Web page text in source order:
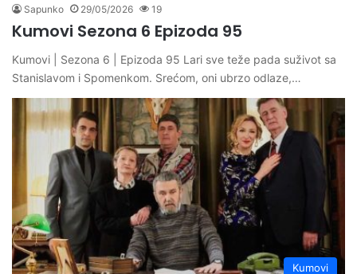
Sapunko 29/05/2026 19
Kumovi Sezona 6 Epizoda 95
Kumovi | Sezona 6 | Epizoda 95 Lari sve teže pada suživot sa
Stanislavom i Spomenkom. Srećom, oni ubrzo odlaze,…
Kumovi